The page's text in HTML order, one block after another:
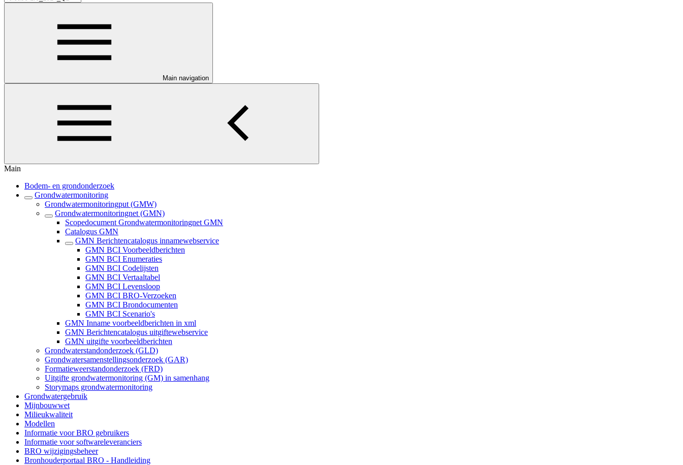
Main navigation
Main
Bodem- en grondonderzoek
Grondwatermonitoring
Grondwatermonitoringput (GMW)
Grondwatermonitoringnet (GMN)
Scopedocument Grondwatermonitoringnet GMN
Catalogus GMN
GMN Berichtencatalogus innamewebservice
GMN BCI Voorbeeldberichten
GMN BCI Enumeraties
GMN BCI Codelijsten
GMN BCI Vertaaltabel
GMN BCI Levensloop
GMN BCI BRO-Verzoeken
GMN BCI Brondocumenten
GMN BCI Scenario's
GMN Inname voorbeeldberichten in xml
GMN Berichtencatalogus uitgiftewebservice
GMN uitgifte voorbeeldberichten
Grondwaterstandonderzoek (GLD)
Grondwatersamenstellingsonderzoek (GAR)
Formatieweerstandonderzoek (FRD)
Uitgifte grondwatermonitoring (GM) in samenhang
Storymaps grondwatermonitoring
Grondwatergebruik
Mijnbouwwet
Milieukwaliteit
Modellen
Informatie voor BRO gebruikers
Informatie voor softwareleveranciers
BRO wijzigingsbeheer
Bronhouderportaal BRO - Handleiding